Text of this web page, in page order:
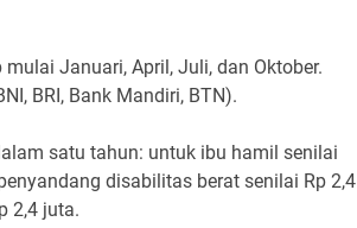
Januari, April, Juli, dan Oktober.
BRI, Bank Mandiri, BTN).
satu tahun: untuk ibu hamil senilai
disabilitas berat senilai Rp 2,4
2,4 juta.